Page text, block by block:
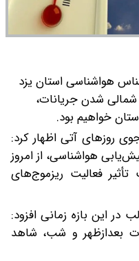
هواشناسی استان یزد
شمالی شدن جریانات،
خواهیم بود.
روزهای آتی اظهار کرد:
هواشناسی، از امروز
فعالیت ریزموج‌های
در این بازه زمانی افزود:
بعدازظهر و شب، شاهد